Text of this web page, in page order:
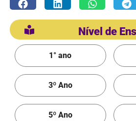
Nível de
1° ano
3º Ano
5º Ano